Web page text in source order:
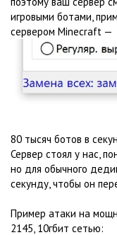
игровыми ботами,
сервером Minecraft —
80 тысяч ботов в
Сервер стоял у нас,
но для обычного
секунду, чтобы он
Пример атаки на
2145, 10гбит сетью: